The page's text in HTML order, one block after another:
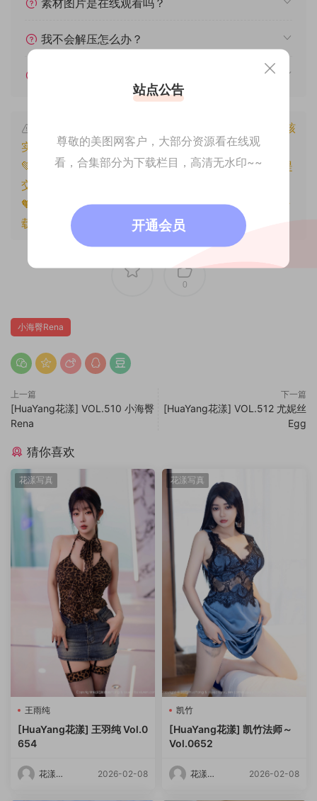
我不会解压怎么办？
本文资源仅供个人参考学习，请勿批量搬运，一经核
实将封禁账号权限！
💚本文资源均来源网友分享，若侵犯了您的权益可以提
交工单处理。
🧡原文链接：https://www.znjfg.com/3674.html
，转
载请注明出处。
0
小海臀Rena
上一篇
[HuaYang花漾] VOL.510 小海臀
Rena
下一篇
[HuaYang花漾] VOL.512 尤妮丝
Egg
猜你喜欢
花漾写真
王雨纯
[HuaYang花漾] 王羽纯 Vol.0
654
花漾
2026-02-08
花漾写真
凯竹
[HuaYang花漾] 凯竹法师～
Vol.0652
花漾
2026-02-08
站点公告
尊敬的美图网客户，大部分资源看在线观
看，合集部分为下载栏目，高清无水印~~
开通会员